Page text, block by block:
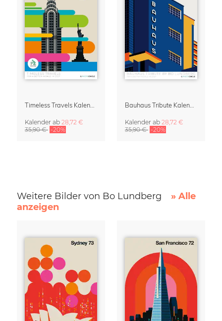
Timeless Travels Kalender 2027 – Vintage Reiseillustrationen von Bo Lundberg
Kalender ab 28,72 €
35,90 € -20%
Bauhaus Tribute Kalender 2027 von Bo Lundberg
Kalender ab 28,72 €
35,90 € -20%
Weitere Bilder von Bo Lundberg
» Alle
anzeigen